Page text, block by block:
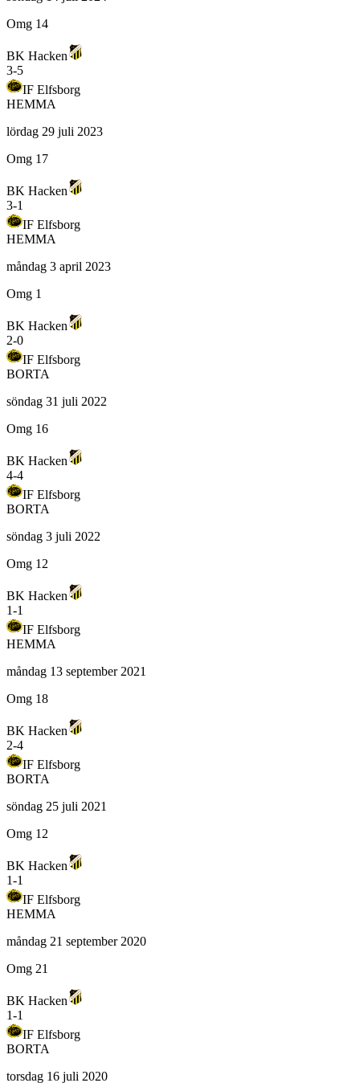
Omg 14
BK Hacken
3-5
IF Elfsborg
HEMMA
lördag 29 juli 2023
Omg 17
BK Hacken
3-1
IF Elfsborg
HEMMA
måndag 3 april 2023
Omg 1
BK Hacken
2-0
IF Elfsborg
BORTA
söndag 31 juli 2022
Omg 16
BK Hacken
4-4
IF Elfsborg
BORTA
söndag 3 juli 2022
Omg 12
BK Hacken
1-1
IF Elfsborg
HEMMA
måndag 13 september 2021
Omg 18
BK Hacken
2-4
IF Elfsborg
BORTA
söndag 25 juli 2021
Omg 12
BK Hacken
1-1
IF Elfsborg
HEMMA
måndag 21 september 2020
Omg 21
BK Hacken
1-1
IF Elfsborg
BORTA
torsdag 16 juli 2020